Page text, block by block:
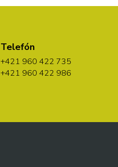
Telefón
+421 960 422 735
+421 960 422 986